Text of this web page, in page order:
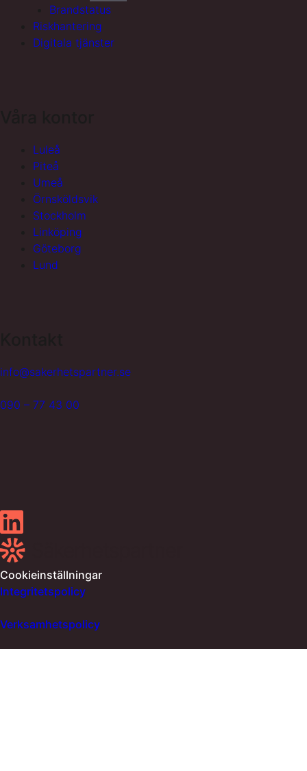
Brandstatus
Riskhantering
Digitala tjänster
Luleå
Piteå
Umeå
Örnsköldsvik
Stockholm
Linköping
Göteborg
Lund
info@sakerhetspartner.se
090 – 77 43 00
Cookieinställningar
Integritetspolicy
Verksamhetspolicy